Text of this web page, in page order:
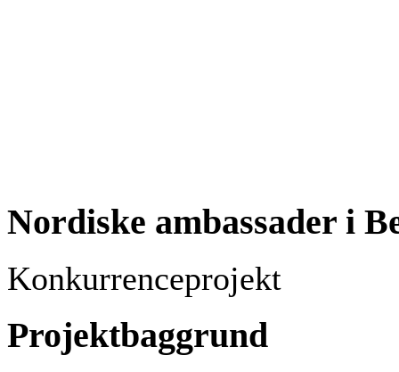
Nordiske ambassader i
Konkurrenceprojekt
Projektbaggrund